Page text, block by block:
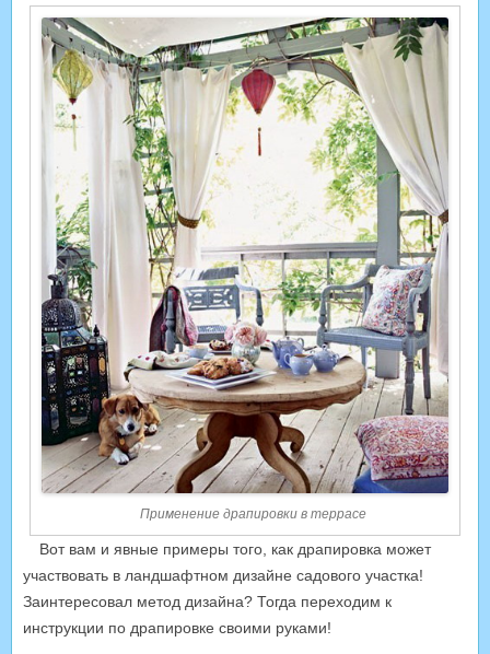
Применение драпировки в террасе
Вот вам и явные примеры того, как драпировка может
участвовать в ландшафтном дизайне садового участка!
Заинтересовал метод дизайна? Тогда переходим к
инструкции по драпировке своими руками!